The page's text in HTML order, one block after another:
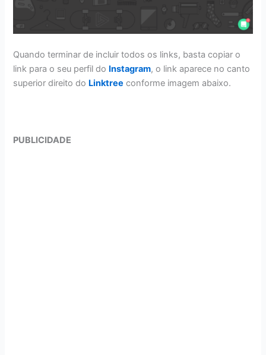
Quando terminar de incluir todos os links, basta copiar o
link para o seu perfil do Instagram, o link aparece no canto
superior direito do Linktree conforme imagem abaixo.
PUBLICIDADE